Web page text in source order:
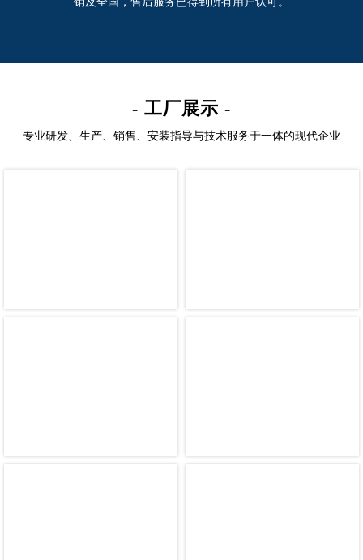
- 工厂展示 -
专业研发、生产、销售、安装指导与技术服务于一体的现代企业